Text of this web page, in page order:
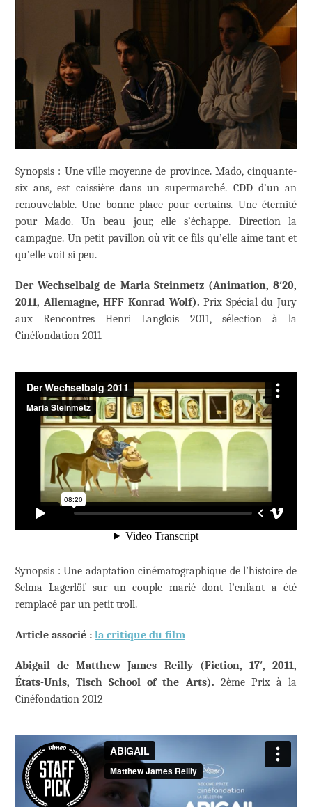
Synopsis : Une ville moyenne de province. Mado, cinquante-
six ans, est caissière dans un supermarché. CDD d’un an
renouvelable. Une bonne place pour certains. Une éternité
pour Mado. Un beau jour, elle s’échappe. Direction la
campagne. Un petit pavillon où vit ce fils qu’elle aime tant et
qu’elle voit si peu.
Der Wechselbalg de Maria Steinmetz (Animation, 8′20,
2011, Allemagne,HFF Konrad Wolf).Prix Spécial du Jury
aux Rencontres Henri Langlois 2011, sélection à la
Cinéfondation 2011
Synopsis : Une adaptation cinématographique de l’histoire de
Selma Lagerlöf sur un couple marié dont l’enfant a été
remplacé par un petit troll.
Article associé : la critique du film
Abigail de Matthew James Reilly (Fiction, 17′, 2011,
États-Unis,Tisch School of the Arts). 2ème Prix à la
Cinéfondation 2012